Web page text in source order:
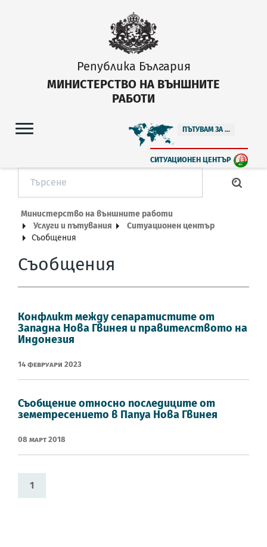
Република България
МИНИСТЕРСТВО НА ВЪНШНИТЕ
РАБОТИ
ПЪТУВАМ ЗА ...
СИТУАЦИОНЕН ЦЕНТЪР
Министерство на външните работи
Услуги и пътувания
Ситуационен център
Съобщения
Съобщения
Конфликт между сепаратистите от
Западна Нова Гвинея и правителството на
Индонезия
14 Февруари 2023
Съобщение относно последиците от
земетресението в Папуа Нова Гвинея
08 Март 2018
1